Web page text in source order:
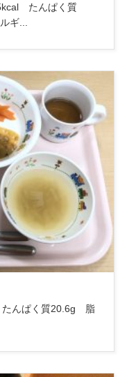
たんぱく質
ギ...
たんぱく質20.6g 脂